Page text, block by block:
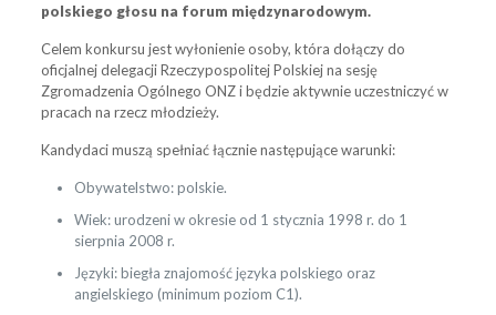
polskiego głosu na forum międzynarodowym.
Celem konkursu jest wyłonienie osoby, która dołączy do
oficjalnej delegacji Rzeczypospolitej Polskiej na sesję
Zgromadzenia Ogólnego ONZ i będzie aktywnie uczestniczyć w
pracach na rzecz młodzieży.
Kandydaci muszą spełniać łącznie następujące warunki:
Obywatelstwo: polskie.
Wiek: urodzeni w okresie od 1 stycznia 1998 r. do 1
sierpnia 2008 r.
Języki: biegła znajomość języka polskiego oraz
angielskiego (minimum poziom C1).